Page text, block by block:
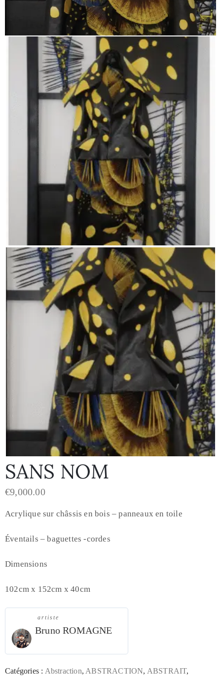
SANS NOM
€9,000.00
Acrylique sur châssis en bois – panneaux en toile
Éventails – baguettes -cordes
Dimensions
102cm x 152cm x 40cm
artiste
Bruno ROMAGNE
Catégories : Abstraction, ABSTRACTION, ABSTRAIT,